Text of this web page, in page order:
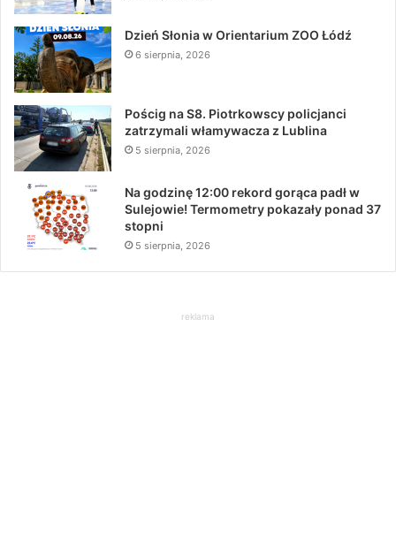
Dzień Słonia w Orientarium ZOO Łódź
6 sierpnia, 2026
Pościg na S8. Piotrkowscy policjanci
zatrzymali włamywacza z Lublina
5 sierpnia, 2026
Na godzinę 12:00 rekord gorąca padł w
Sulejowie! Termometry pokazały ponad 37
stopni
5 sierpnia, 2026
reklama